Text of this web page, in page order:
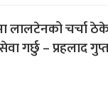
लालटेनको चर्चा
गर्छु – प्रहलाद